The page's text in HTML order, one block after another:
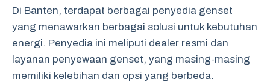
Di Banten, terdapat berbagai penyedia genset
yang menawarkan berbagai solusi untuk kebutuhan
energi. Penyedia ini meliputi dealer resmi dan
layanan penyewaan genset, yang masing-masing
memiliki kelebihan dan opsi yang berbeda.